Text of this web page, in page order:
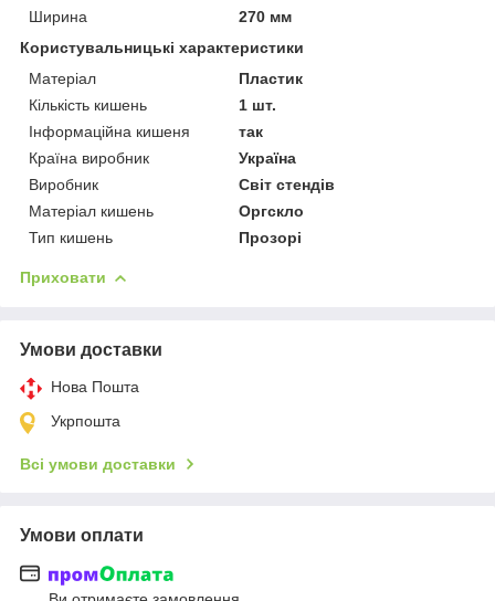
Ширина
270 мм
Користувальницькі характеристики
Матеріал
Пластик
Кількість кишень
1 шт.
Інформаційна кишеня
так
Країна виробник
Україна
Виробник
Світ стендів
Матеріал кишень
Оргскло
Тип кишень
Прозорі
Приховати
Умови доставки
Нова Пошта
Укрпошта
Всі умови доставки
Умови оплати